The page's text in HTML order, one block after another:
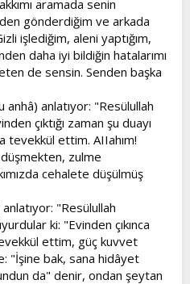
aramada senin
gönderdiğim ve arkada
işlediğim, aleni yaptığım,
daha iyi bildiğin hatalarımı
de sensin. Senden başka
anlatıyor: "Resülullah
çıktığı zaman şu duayı
tevekkül ettim. AIIahım!
zulme
cehalete düşülmüş
"Resülullah
ki: "Evinden çıkınca
ettim, güç kuvvet
"İşine bak, sana hidâyet
da" denir, ondan şeytan